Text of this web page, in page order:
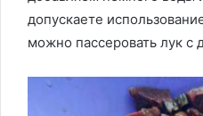
допускаете
можно пассеровать лук с